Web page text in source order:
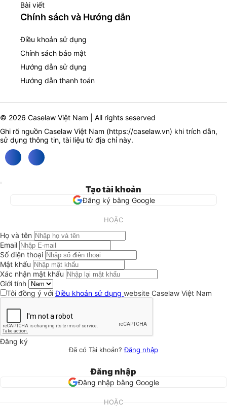
Bài viết
Chính sách và Hướng dẫn
Điều khoản sử dụng
Chính sách bảo mật
Hướng dẫn sử dụng
Hướng dẫn thanh toán
© 2026 Caselaw Việt Nam | All rights seserved
Ghi rõ nguồn Caselaw Việt Nam (https://caselaw.vn) khi trích dẫn,
sử dụng thông tin, tài liệu từ địa chỉ này.
Tạo tài khoản
Đăng ký bằng Google
HOẶC
Họ và tên
Email
Số điện thoại
Mật khẩu
Xác nhận mật khẩu
Giới tính
Tôi đồng ý vớiĐiều khoản sử dụng website Caselaw Việt Nam
Đăng ký
Đã có Tài khoản?Đăng nhập
Đăng nhập
Đăng nhập bằng Google
HOẶC